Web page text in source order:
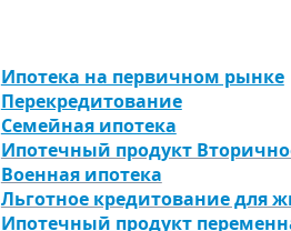
Ипотека на первичном рынке
Перекредитование
Семейная ипотека
Ипотечный продукт
Военная ипотека
Льготное кредитование для
Ипотечный продукт